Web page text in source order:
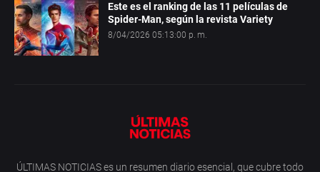
Este es el ranking de las 11 películas de
Spider-Man, según la revista Variety
8/04/2026 05:13:00 p. m.
ÚLTIMAS NOTICIAS es un resumen diario esencial, que cubre todo